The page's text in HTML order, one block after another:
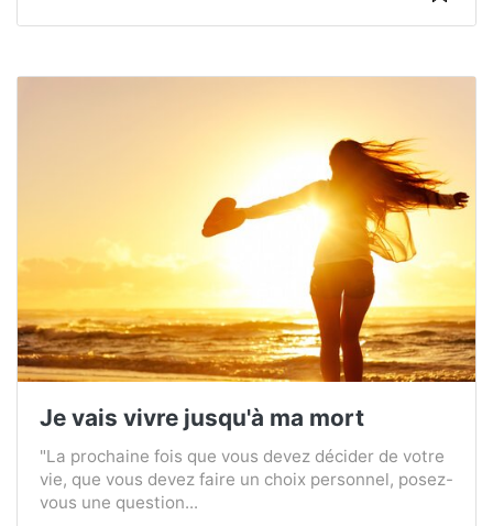
Je vais vivre jusqu'à ma mort
"La prochaine fois que vous devez décider de votre
vie, que vous devez faire un choix personnel, posez-
vous une question...